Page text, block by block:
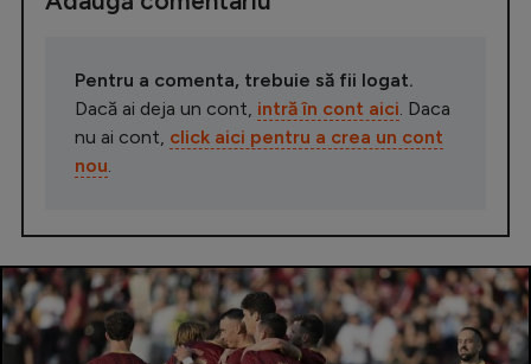
Pentru a comenta, trebuie să fii logat.
Dacă ai deja un cont, intră în cont aici . Daca
nu ai cont, click aici pentru a crea un cont
nou